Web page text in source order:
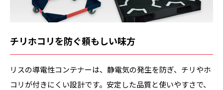
チリホコリを防ぐ頼もしい味方
リスの導電性コンテナーは、静電気の発生を防ぎ、チリやホ
コリが付きにくい設計です。安定した品質と使いやすさで、